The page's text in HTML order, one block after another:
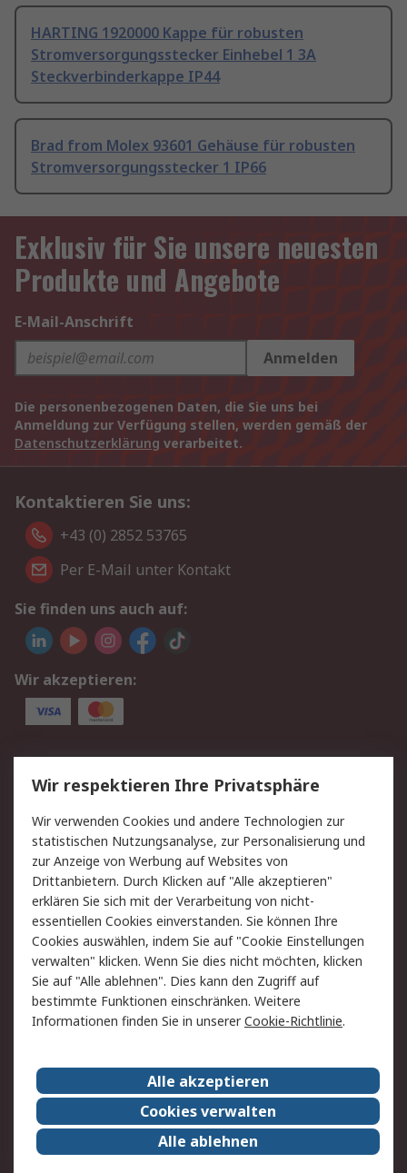
HARTING 1920000 Kappe für robusten
Stromversorgungsstecker Einhebel 1 3A
Steckverbinderkappe IP44
Brad from Molex 93601 Gehäuse für robusten
Stromversorgungsstecker 1 IP66
Exklusiv für Sie unsere neuesten
Produkte und Angebote
E-Mail-Anschrift
Anmelden
Die personenbezogenen Daten, die Sie uns bei
Anmeldung zur Verfügung stellen, werden gemäß der
Datenschutzerklärung verarbeitet.
Kontaktieren Sie uns:
+43 (0) 2852 53765
Per E-Mail unter Kontakt
Sie finden uns auch auf:
Wir akzeptieren:
Service
Value Added Services
Lieferlösungen
Rücksendung/Entsorgung Kontakt
Hilfe
Rechtliches
RS Verkaufs- und
Lieferbedingungen
Datenschutz
Cookie-Richtlinie
Zahlungsbedingungen
Impressum
Webseite Konditionen
RS weltweit
Karriere bei RS
Nachhaltigkeit
Qualität/Zertifikate
Presse-Center
Event-Center
Wir respektieren Ihre Privatsphäre
Wir verwenden Cookies und andere Technologien zur
statistischen Nutzungsanalyse, zur Personalisierung und
zur Anzeige von Werbung auf Websites von
Drittanbietern. Durch Klicken auf "Alle akzeptieren"
erklären Sie sich mit der Verarbeitung von nicht-
essentiellen Cookies einverstanden. Sie können Ihre
Cookies auswählen, indem Sie auf "Cookie Einstellungen
verwalten" klicken. Wenn Sie dies nicht möchten, klicken
Sie auf "Alle ablehnen". Dies kann den Zugriff auf
bestimmte Funktionen einschränken. Weitere
Informationen finden Sie in unsererCookie-Richtlinie.
Alle akzeptieren
Cookies verwalten
Alle ablehnen